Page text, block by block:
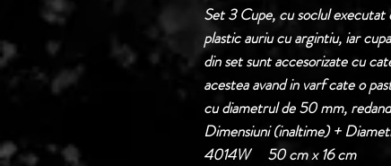
Set 3 Cupe, cu soclul executat
plastic auriu cu argintiu, iar
din set sunt accesorizate cu
acestea avand in varf cate o
cu diametrul de 50 mm,
Dimensiuni (inaltime) +
4014W50 cm x 16 cm